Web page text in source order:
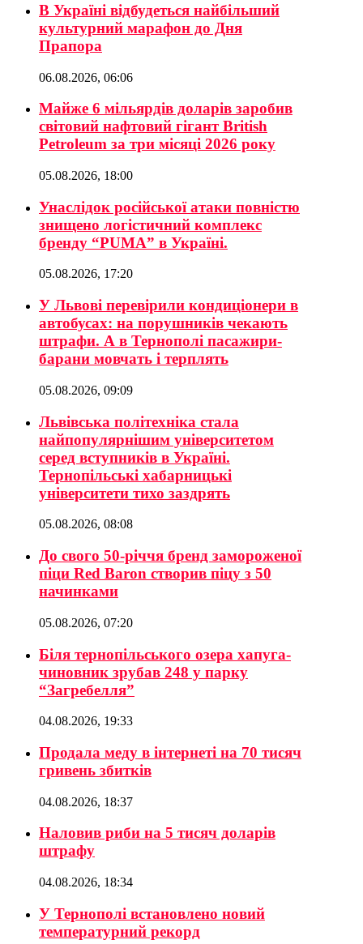
В Україні відбудеться найбільший
культурний марафон до Дня
Прапора
06.08.2026, 06:06
Майже 6 мільярдів доларів заробив
світовий нафтовий гігант British
Petroleum за три місяці 2026 року
05.08.2026, 18:00
Унаслідок російської атаки повністю
знищено логістичний комплекс
бренду “PUMA” в Україні.
05.08.2026, 17:20
У Львові перевірили кондиціонери в
автобусах: на порушників чекають
штрафи. А в Тернополі пасажири-
барани мовчать і терплять
05.08.2026, 09:09
Львівська політехніка стала
найпопулярнішим університетом
серед вступників в Україні.
Тернопільські хабарницькі
університети тихо заздрять
05.08.2026, 08:08
До свого 50-річчя бренд замороженої
піци Red Baron створив піцу з 50
начинками
05.08.2026, 07:20
Біля тернопільського озера хапуга-
чиновник зрубав 248 у парку
“Загребелля”
04.08.2026, 19:33
Продала меду в інтернеті на 70 тисяч
гривень збитків
04.08.2026, 18:37
Наловив риби на 5 тисяч доларів
штрафу
04.08.2026, 18:34
У Тернополі встановлено новий
температурний рекорд